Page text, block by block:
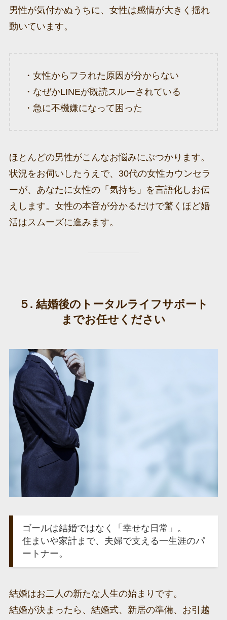
男性が気付かぬうちに、女性は感情が大きく揺れ
動いています。
・女性からフラれた原因が分からない
・なぜかLINEが既読スルーされている
・急に不機嫌になって困った
ほとんどの男性がこんなお悩みにぶつかります。
状況をお伺いしたうえで、30代の女性カウンセラ
ーが、あなたに女性の「気持ち」を言語化しお伝
えします。女性の本音が分かるだけで驚くほど婚
活はスムーズに進みます。
５. 結婚後のトータルライフサポート
までお任せ ください
ゴールは結婚ではなく「幸せな日常」。
住まいや家計まで、夫婦で支える一生涯のパ
ートナー。
結婚はお二人の新たな人生の始まりです。
結婚が決まったら、結婚式、新居の準備、お引越